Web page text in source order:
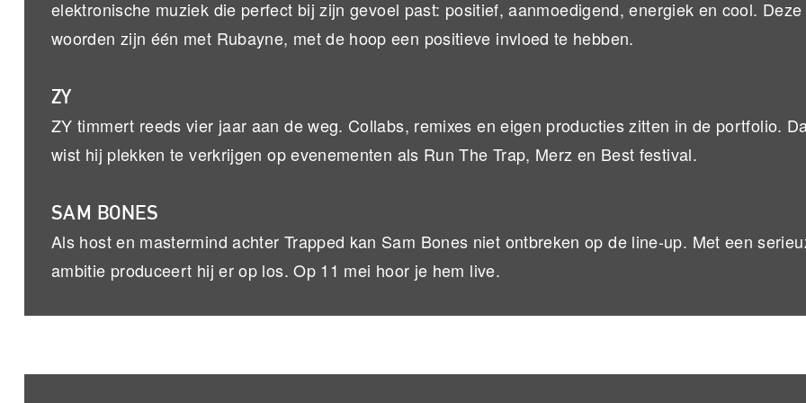
elektronische muziek die perfect bij zijn gevoel past: positief, aanmoedigend, energiek en cool.
woorden zijn één met Rubayne, met de hoop een positieve invloed te hebben.
ZY
ZY timmert reeds vier jaar aan de weg. Collabs, remixes en eigen producties zitten in de portfolio.
wist hij plekken te verkrijgen op evenementen als Run The Trap, Merz en Best festival.
SAM BONES
Als host en mastermind achter Trapped kan Sam Bones niet ontbreken op de line-up. Met een
ambitie produceert hij er op los. Op 11 mei hoor je hem live.